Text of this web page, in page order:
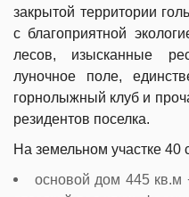
закрытой территории
с благоприятной
лесов, изысканные
луночное поле,
горнолыжный клуб и
резидентов поселка.
На земельном участке 40
основой дом 445 кв.м